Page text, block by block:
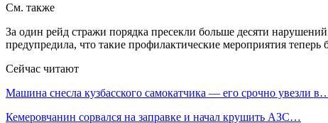
См. также
За один рейд стражи порядка пресекли больше десяти
предупредила, что такие профилактические мероприятия теперь
Сейчас читают
Машина снесла кузбасского самокатчика — его срочно увезли
Кемеровчанин сорвался на заправке и начал крушить АЗС…